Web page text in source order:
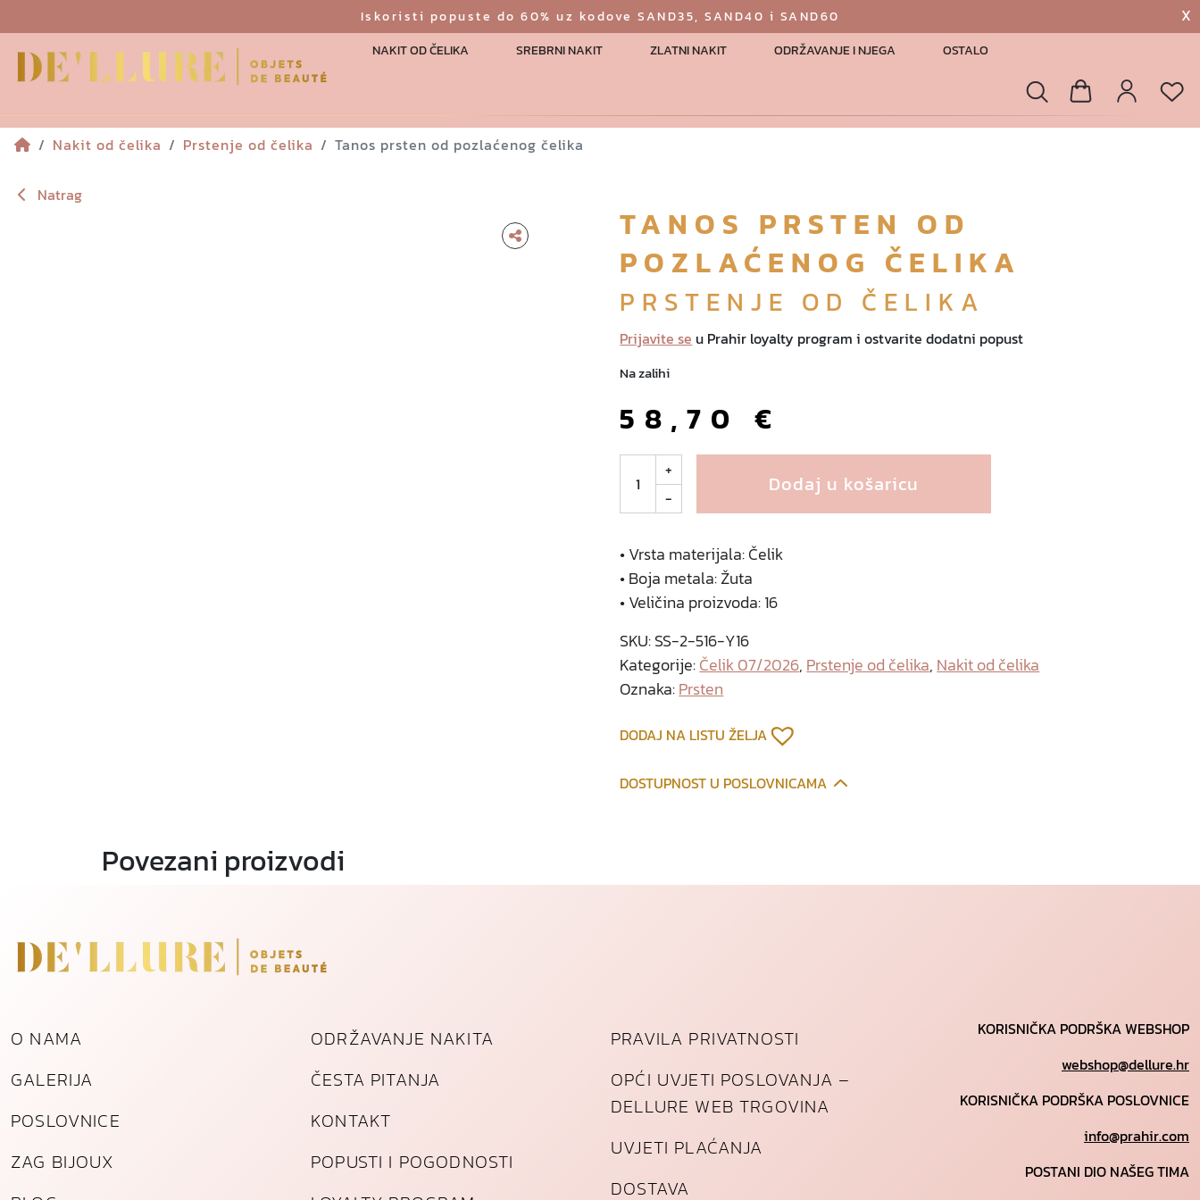
Iskoristi popuste do 60% uz kodove SAND35, SAND40 i SAND60 X
NAKIT OD ČELIKA SREBRNI NAKIT ZLATNI NAKIT ODRŽAVANJE I NJEGA OSTALO
Pretraga
Nakit od čelika
Prstenje od čelika Tanos prsten od pozlaćenog čelika
Natrag
TANOS PRSTEN OD
POZLAĆENOG ČELIKA
PRSTENJE OD ČELIKA
Prijavite se u Prahir loyalty program i ostvarite dodatni popust
Na zalihi
58,70 €
n
s
p
t
e
n
o
p
z
k
k
o
i
i
+
-
Dodaj u košaricu
• Vrsta materijala: Čelik
• Boja metala: Žuta
• Veličina proizvoda: 16
SKU:SS-2-516-Y16
Kategorije:Čelik 07/2026, Prstenje od čelika, Nakit od čelika
Oznaka:Prsten
DODAJ NA LISTU ŽELJA
DOSTUPNOST U POSLOVNICAMA
Povezani proizvodi
O NAMA
GALERIJA
POSLOVNICE
ZAG BIJOUX
ODRŽAVANJE NAKITA
ČESTA PITANJA
KONTAKT
POPUSTI I POGODNOSTI
PRAVILA PRIVATNOSTI
OPĆI UVJETI POSLOVANJA –
DELLURE WEB TRGOVINA
UVJETI PLAĆANJA
DOSTAVA
KORISNIČKA PODRŠKA WEBSHOP
webshop@dellure.hr
KORISNIČKA PODRŠKA POSLOVNICE
info@prahir.com
POSTANI DIO NAŠEG TIMA